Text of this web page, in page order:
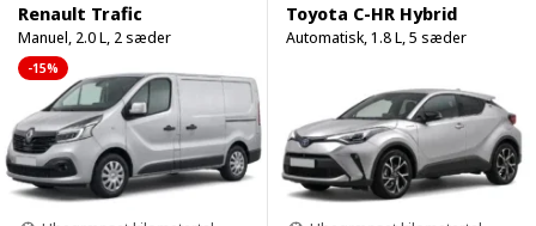
Renault Trafic
Manuel, 2.0 L, 2 sæder
-15%
Toyota C-HR Hybrid
Automatisk, 1.8 L, 5 sæder